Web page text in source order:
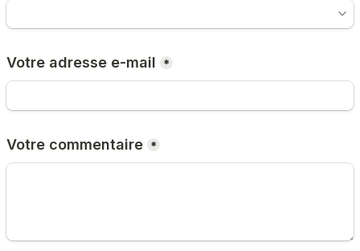
Votre adresse e-mail *
Votre commentaire *